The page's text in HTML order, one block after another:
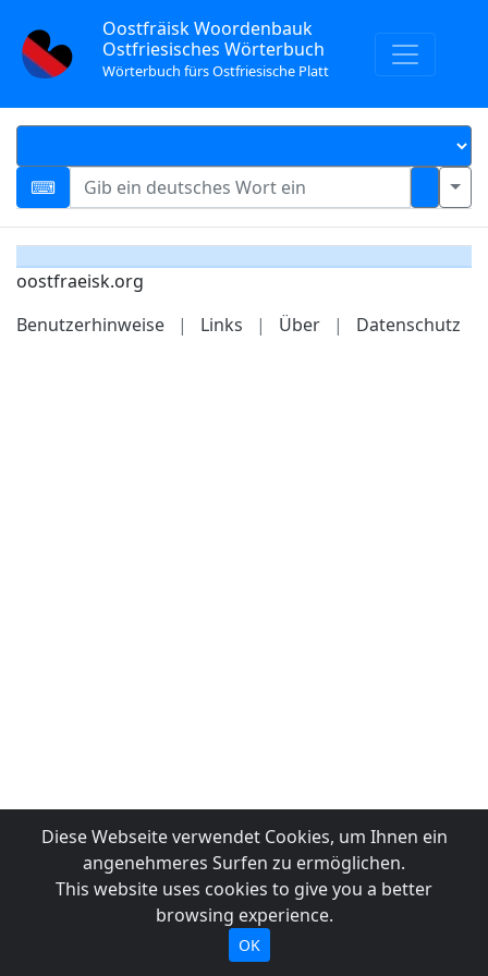
Oostfräisk Woordenbauk
Ostfriesisches Wörterbuch
Wörterbuch fürs Ostfriesische Platt
oostfraeisk.org
Benutzerhinweise
| Links | Über | Datenschutz
Diese Webseite verwendet Cookies, um Ihnen ein
angenehmeres Surfen zu ermöglichen.
This website uses cookies to give you a better
browsing experience.
OK